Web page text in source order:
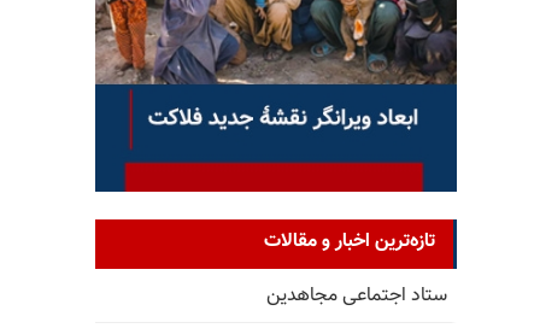
تازه‌ترین اخبار و مقالات
ستاد اجتماعی مجاهدین